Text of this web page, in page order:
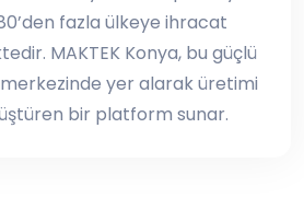
fazla ülkeye ihracat
MAKTEK Konya, bu güçlü
merkezinde yer alarak üretimi
bir platform sunar.